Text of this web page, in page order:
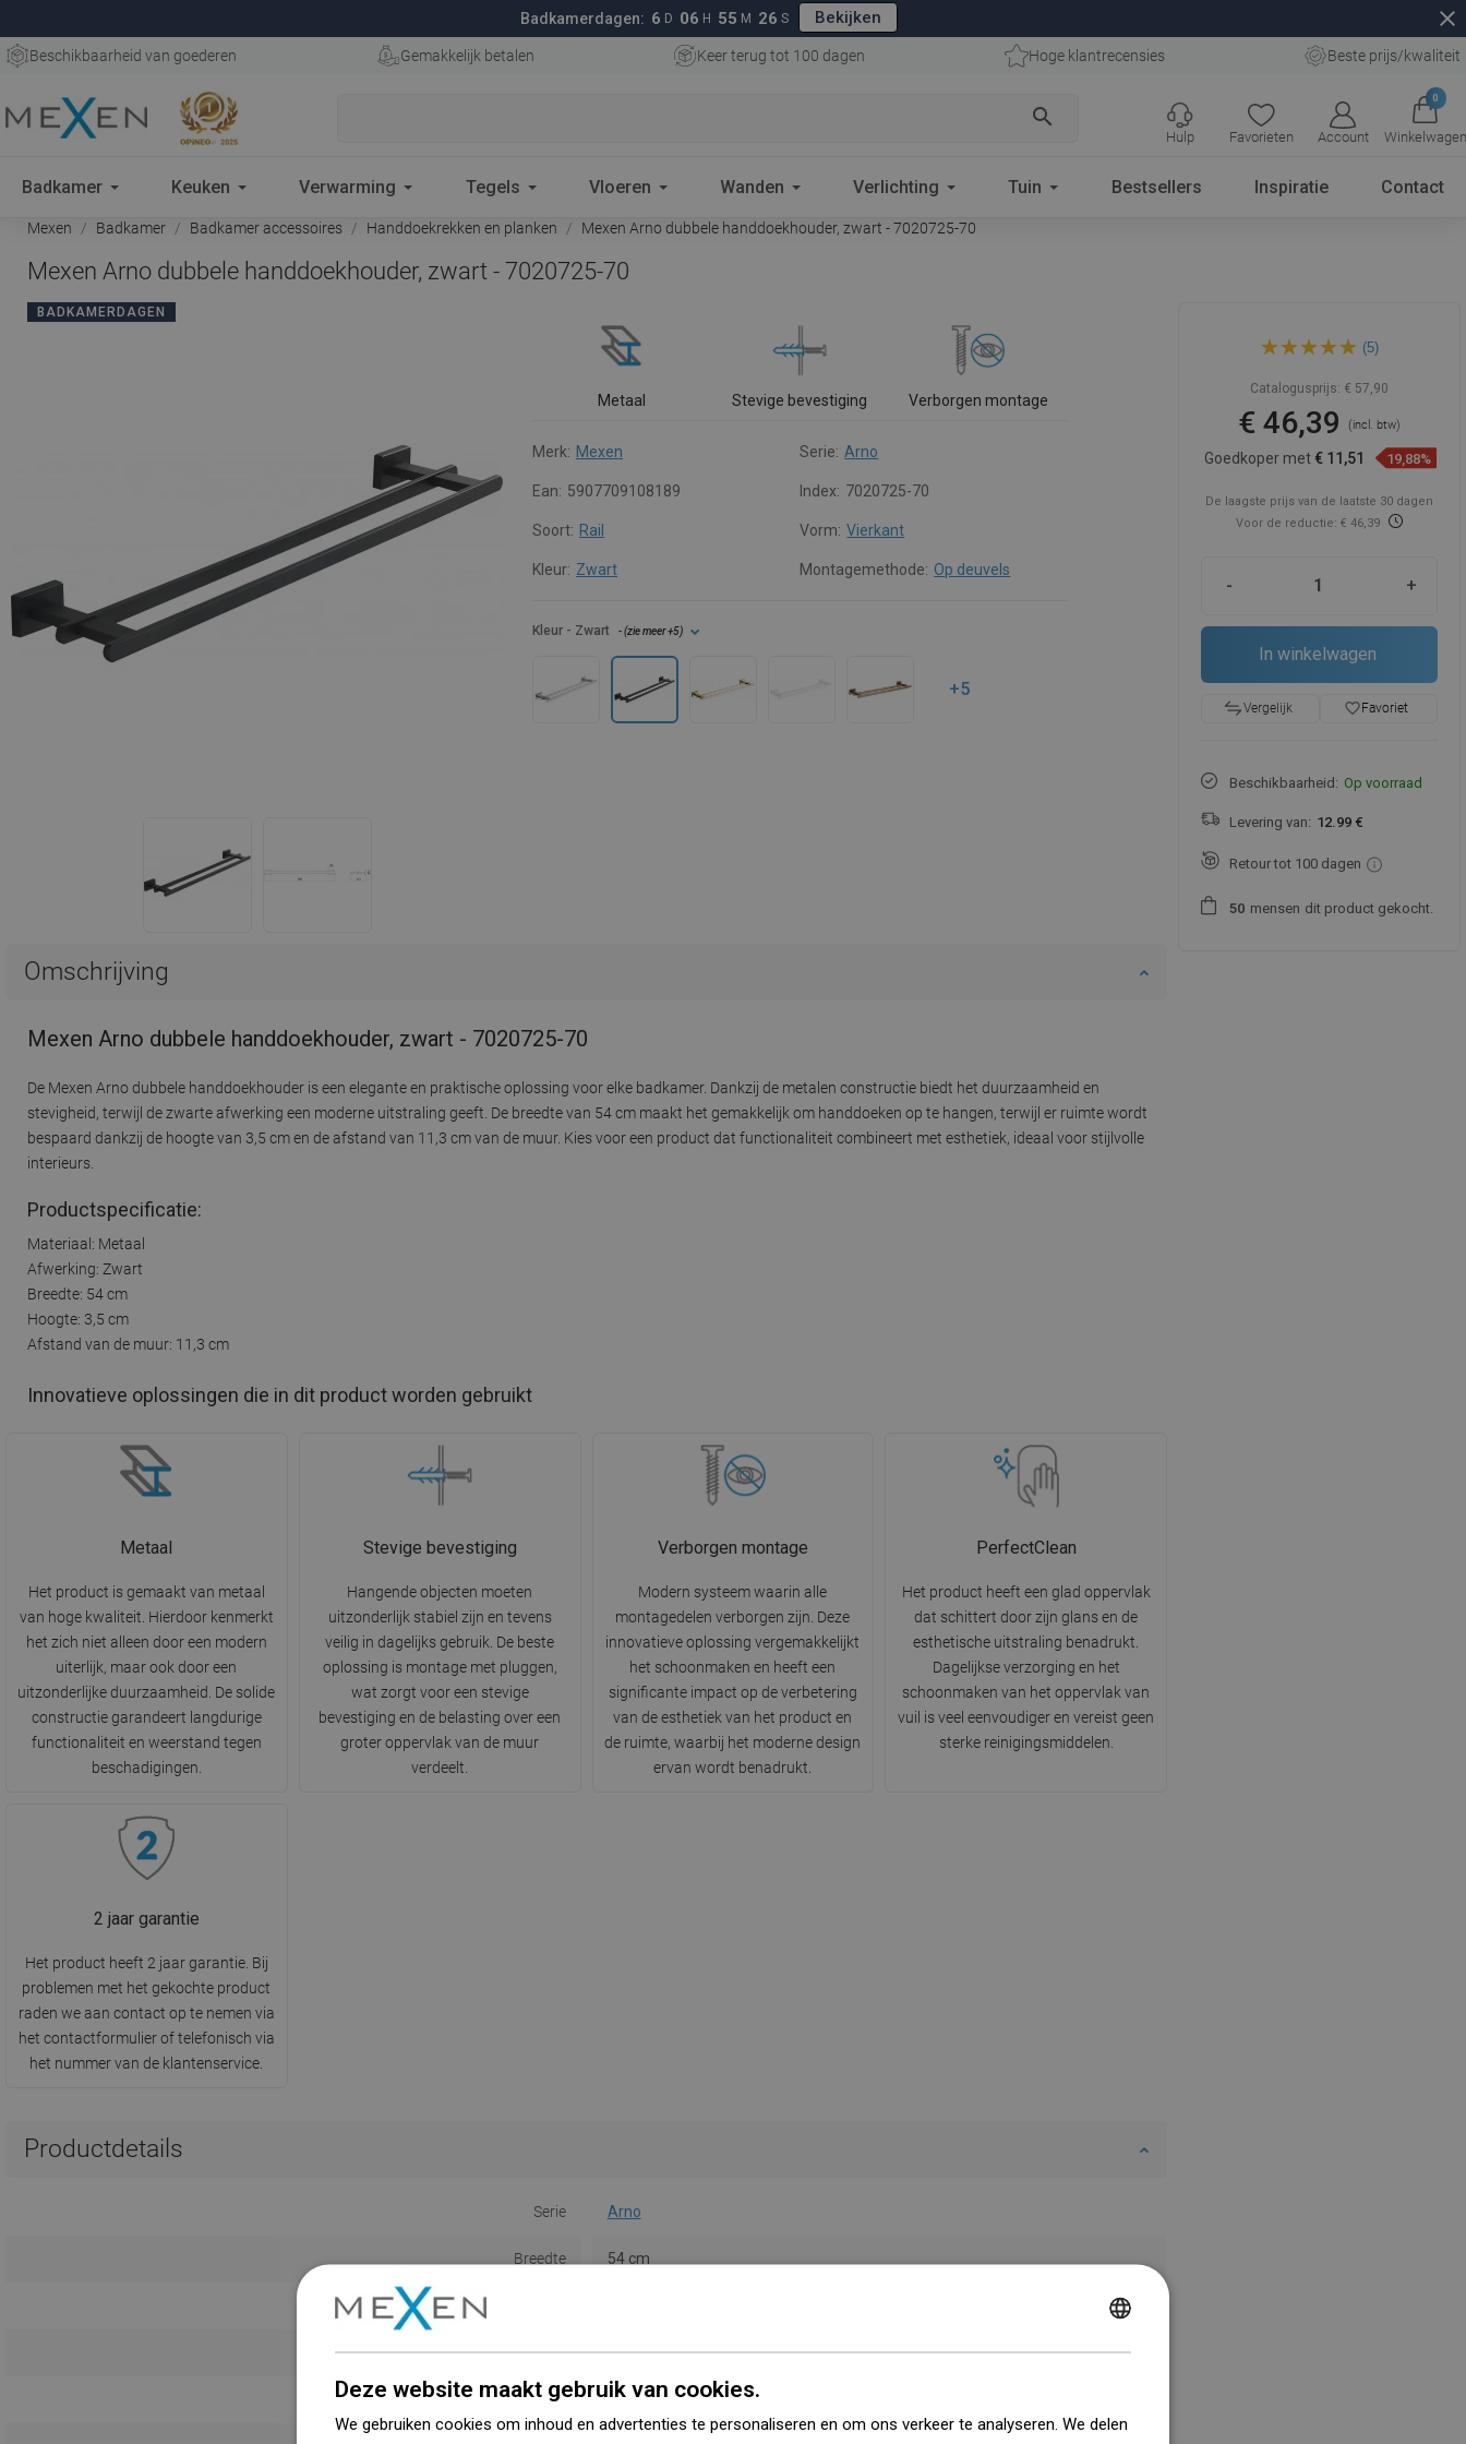
Badkamerdagen: 6 D 06 H 55 M 25 S Bekijken close
Beschikbaarheid van goederen Gemakkelijk betalen Keer terug tot 100 dagen Hoge klantrecensies Beste prijs/kwaliteit
search
Favorieten Account
0
Winkelwagen
Hulp
Badkamer Keuken Verwarming Tegels Vloeren Wanden Verlichting Tuin Bestsellers Inspiratie Contact
Mexen Badkamer Badkamer accessoires Handdoekrekken en planken Mexen Arno dubbele handdoekhouder, zwart - 7020725-70
Mexen Arno dubbele handdoekhouder, zwart - 7020725-70
BADKAMERDAGEN
Metaal Stevige bevestiging Verborgen montage
Merk: Mexen Serie: Arno
Ean: 5907709108189 Index: 7020725-70
Soort: Rail Vorm: Vierkant
Kleur: Zwart Montagemethode: Op deuvels
Kleur - Zwart - (zie meer+5)
+5
Omschrijving
Mexen Arno dubbele handdoekhouder, zwart - 7020725-70
De Mexen Arno dubbele handdoekhouder is een elegante en praktische oplossing voor elke badkamer. Dankzij de metalen constructie biedt het duurzaamheid en
stevigheid, terwijl de zwarte afwerking een moderne uitstraling geeft. De breedte van 54 cm maakt het gemakkelijk om handdoeken op te hangen, terwijl er ruimte wordt
bespaard dankzij de hoogte van 3,5 cm en de afstand van 11,3 cm van de muur. Kies voor een product dat functionaliteit combineert met esthetiek, ideaal voor stijlvolle
interieurs.
Productspecificatie:
Materiaal: Metaal
Afwerking: Zwart
Breedte: 54 cm
Hoogte: 3,5 cm
Afstand van de muur: 11,3 cm
Innovatieve oplossingen die in dit product worden gebruikt
Metaal
Het product is gemaakt van metaal
van hoge kwaliteit. Hierdoor kenmerkt
het zich niet alleen door een modern
uiterlijk, maar ook door een
uitzonderlijke duurzaamheid. De solide
constructie garandeert langdurige
functionaliteit en weerstand tegen
beschadigingen.
Stevige bevestiging
Hangende objecten moeten
uitzonderlijk stabiel zijn en tevens
veilig in dagelijks gebruik. De beste
oplossing is montage met pluggen,
wat zorgt voor een stevige
bevestiging en de belasting over een
groter oppervlak van de muur
verdeelt.
Verborgen montage
Modern systeem waarin alle
montagedelen verborgen zijn. Deze
innovatieve oplossing vergemakkelijkt
het schoonmaken en heeft een
significante impact op de verbetering
van de esthetiek van het product en
de ruimte, waarbij het moderne design
ervan wordt benadrukt.
PerfectClean
Het product heeft een glad oppervlak
dat schittert door zijn glans en de
esthetische uitstraling benadrukt.
Dagelijkse verzorging en het
schoonmaken van het oppervlak van
vuil is veel eenvoudiger en vereist geen
sterke reinigingsmiddelen.
2 jaar garantie
Het product heeft 2 jaar garantie. Bij
problemen met het gekochte product
raden we aan contact op te nemen via
het contactformulier of telefonisch via
het nummer van de klantenservice.
Productdetails
Serie Arno
Breedte 54 cm
Soort Rail
Kleur Zwart
handdoekhouder, zwart -
(5)
Catalogusprijs: € 57,90
€ 46,39(incl. btw)
Goedkoper met € 11,51 19,88%
De laagste prijs van de laatste 30 dagen
Voor de reductie: € 46,39
- +
In winkelwagen
Vergelijk favorite_borderFavoriet
Beschikbaarheid: Op voorraad
Levering van: 12.99 €
Retour tot 100 dagen
50 mensen dit product gekocht.
Deze website maakt gebruik van cookies.
We gebruiken cookies om inhoud en advertenties te personaliseren en om ons verkeer te analyseren. We delen